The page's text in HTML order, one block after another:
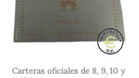
Carteras oficiales de 8, 9, 10 y